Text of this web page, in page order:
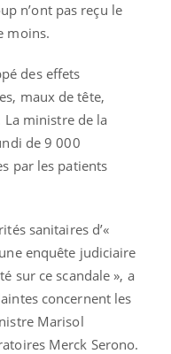
n’ont pas reçu le
moins.
des effets
maux de tête,
ministre de la
de 9 000
par les patients
sanitaires d’«
enquête judiciaire
sur ce scandale », a
concernent les
Marisol
Merck Serono.